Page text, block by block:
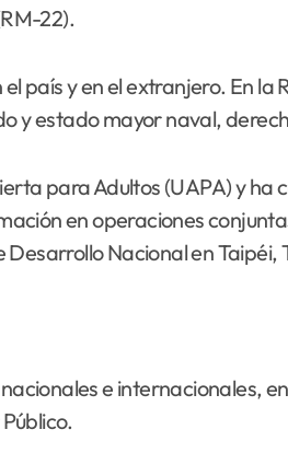
22).
país y en el extranjero. En
y estado mayor naval,
para Adultos (UAPA) y
en operaciones
Nacional en Taipéi,
e internacionales,